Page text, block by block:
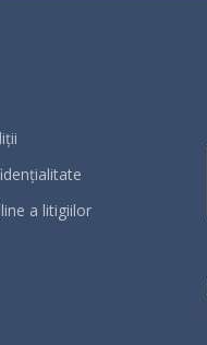
a litigiilor